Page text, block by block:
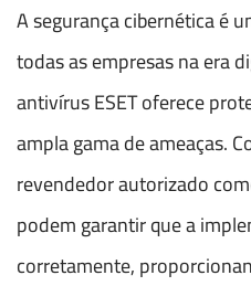
A segurança cibernética é
todas as empresas na era
antivírus ESET oferece
ampla gama de ameaças.
revendedor autorizado
podem garantir que a
corretamente,